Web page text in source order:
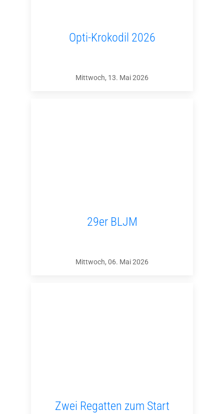
Opti-Krokodil 2026
Mittwoch, 13. Mai 2026
29er BLJM
Mittwoch, 06. Mai 2026
Zwei Regatten zum Start